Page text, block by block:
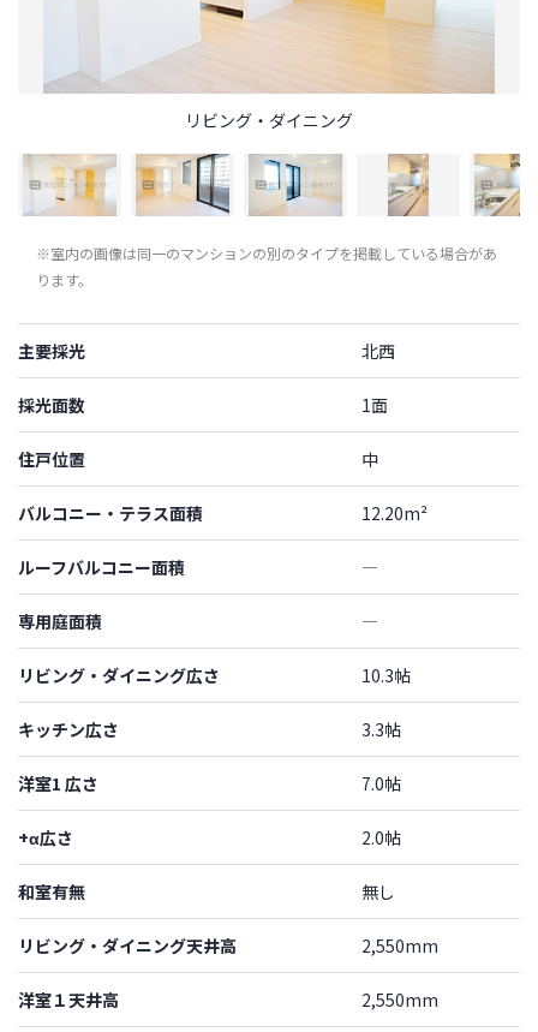
リビング・ダイニング
※室内の画像は同一のマンションの別のタイプを掲載している場合があ
ります。
主要採光 北西
採光面数 1面
住戸位置 中
バルコニー・テラス面積 12.20m²
ルーフバルコニー面積 ―
専用庭面積 ―
リビング・ダイニング広さ 10.3帖
キッチン広さ 3.3帖
洋室1 広さ 7.0帖
+α広さ 2.0帖
和室有無 無し
リビング・ダイニング天井高 2,550mm
洋室１天井高 2,550mm